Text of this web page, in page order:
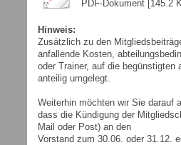
PDF-Dokument [145.2
Hinweis:
Zusätzlich zu den
anfallende Kosten,
oder Trainer, auf die begünstigten
anteilig umgelegt.
Weiterhin möchten wir Sie darauf
dass die Kündigung der
Mail oder Post) an den
Vorstand zum 30.06. oder 31.12.